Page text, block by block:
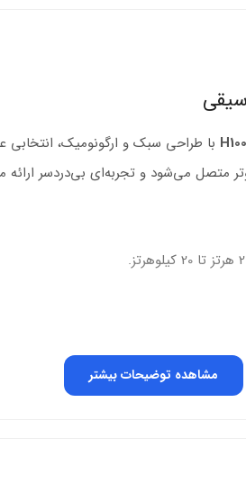
با طراحی سبک و ارگونومیک،
مشاهده توضیحات بیشتر